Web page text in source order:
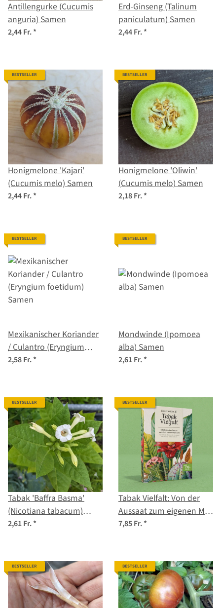
Antillengurke (Cucumis
anguria) Samen
2,44 Fr.*
Erd-Ginseng (Talinum
paniculatum) Samen
2,44 Fr.*
BESTSELLER
Honigmelone 'Kajari'
(Cucumis melo) Samen
2,44 Fr.*
BESTSELLER
Honigmelone 'Oliwin'
(Cucumis melo) Samen
2,18 Fr.*
BESTSELLER
Mexikanischer Koriander
/ Culantro (Eryngium
foetidum) Samen
2,58 Fr.*
BESTSELLER
Mondwinde (Ipomoea
alba) Samen
2,61 Fr.*
BESTSELLER
Tabak 'Baffra Basma'
(Nicotiana tabacum)
Samen
2,61 Fr.*
BESTSELLER
Tabak Vielfalt: Von der
Aussaat zum eigenen Mix
- Samenset Nr.10
7,85 Fr.*
BESTSELLER BESTSELLER